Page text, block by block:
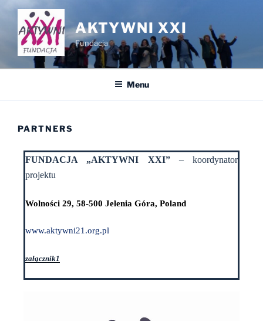
AKTYWNI XXI
Fundacja
Menu
PARTNERS
FUNDACJA „AKTYWNI XXI”– koordynator
projektu
Wolności 29, 58-500 Jelenia Góra, Poland
www.aktywni21.org.pl
załącznik1